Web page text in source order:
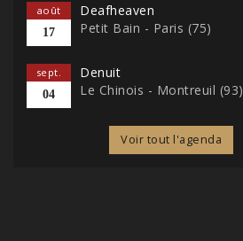
août
17
Deafheaven
Petit Bain - Paris (75)
sept.
04
Denuit
Le Chinois - Montreuil (93)
Voir tout l'agenda